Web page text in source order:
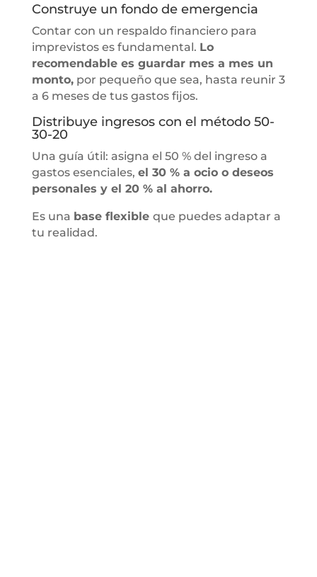
Construye un fondo de emergencia
Contar con un respaldo financiero para
imprevistos es fundamental. Lo
recomendable es guardar mes a mes un
monto,por pequeño que sea, hasta reunir 3
a 6 meses de tus gastos fijos.
Distribuye ingresos con el método 50-
30-20
Una guía útil: asigna el 50 % del ingreso a
gastos esenciales, el 30 % a ocio o deseos
personales y el 20 % al ahorro.
Es una base flexible que puedes adaptar a
tu realidad.